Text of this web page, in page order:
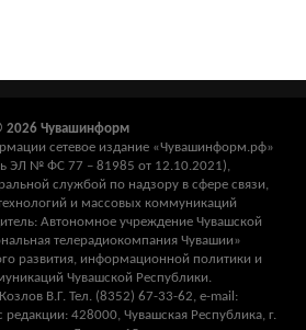
2026 Чувашинформ
сетевое издание «Чувашинформ.рф»
ЭЛ № ФС 77 – 81985 от 12.10.2021),
службой по надзору в сфере связи,
и массовых коммуникаций
Автономное учреждение Чувашской
телерадиокомпания Чувашии»
развития, информационной политики и
Чувашской Республики.
В.Г. Тел. (8352) 67-33-62, e-mail:
428000, Чувашская Республика, г.